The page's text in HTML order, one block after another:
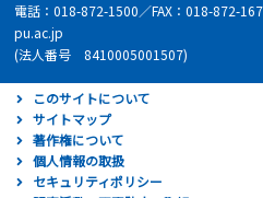
電話：018-872-1500／FAX：018-872-
pu.ac.jp
(法人番号 8410005001507)
このサイトについて
サイトマップ
著作権について
個人情報の取扱
セキュリティポリシー